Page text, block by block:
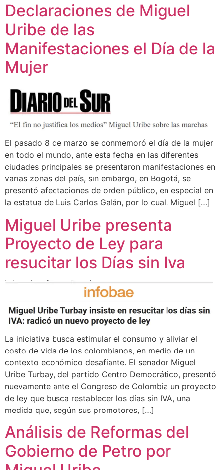
Declaraciones de Miguel
Uribe de las
Manifestaciones el Día de la
Mujer
El pasado 8 de marzo se conmemoró el día de la mujer
en todo el mundo, ante esta fecha en las diferentes
ciudades principales se presentaron manifestaciones en
varias zonas del país, sin embargo, en Bogotá, se
presentó afectaciones de orden público, en especial en
la estatua de Luis Carlos Galán, por lo cual, Miguel […]
Miguel Uribe presenta
Proyecto de Ley para
resucitar los Días sin Iva
La iniciativa busca estimular el consumo y aliviar el
costo de vida de los colombianos, en medio de un
contexto económico desafiante. El senador Miguel
Uribe Turbay, del partido Centro Democrático, presentó
nuevamente ante el Congreso de Colombia un proyecto
de ley que busca restablecer los días sin IVA, una
medida que, según sus promotores, […]
Análisis de Reformas del
Gobierno de Petro por